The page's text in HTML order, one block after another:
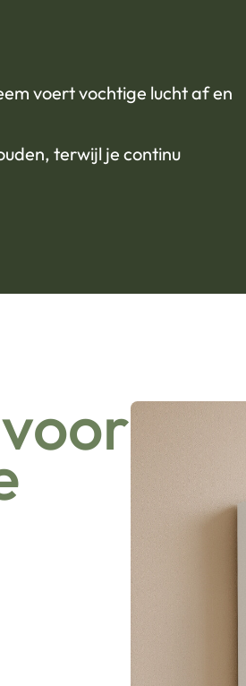
voert vochtige lucht af en
terwijl je continu